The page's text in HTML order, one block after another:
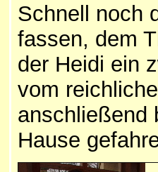
Schnell noch
fassen, dem
der Heidi ein
vom
anschließend
Hause